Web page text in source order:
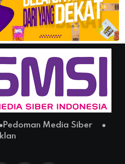
Pedoman Media Siber
Iklan